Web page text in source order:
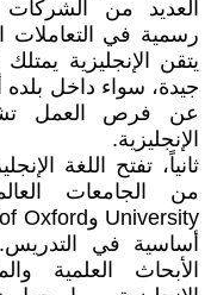
العديد من الشركات
رسمية في التعاملات
يتقن الإنجليزية
جيدة، سواء داخل
عن فرص العمل
الإنجليزية.
ثانياً، تفتح اللغة
أساسية في
الأبحاث العلمية